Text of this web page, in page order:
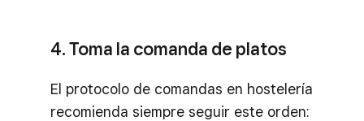
4. Toma la comanda de platos
El protocolo de comandas en hostelería
recomienda siempre seguir este orden: